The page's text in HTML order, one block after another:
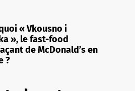
« Vkousno i
», le fast-food
de McDonald’s en
?